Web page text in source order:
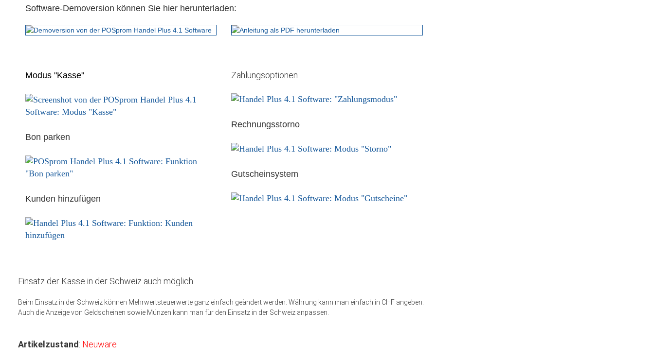
Software-Demoversion können Sie hier herunterladen:
Modus "Kasse"
Bon parken
Kunden hinzufügen
Zahlungsoptionen
Rechnungsstorno
Gutscheinsystem
Einsatz der Kasse in der Schweiz auch möglich
Beim Einsatz in der Schweiz können Mehrwertsteuerwerte ganz einfach geändert werden. Währung kann man einfach in CHF angeben.
Auch die Anzeige von Geldscheinen sowie Münzen kann man für den Einsatz in der Schweiz anpassen.
Artikelzustand : Neuware